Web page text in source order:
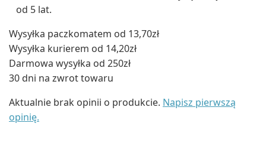
od 5 lat.
Wysyłka paczkomatem od 13,70zł
Wysyłka kurierem od 14,20zł
Darmowa wysyłka od 250zł
30 dni na zwrot towaru
Aktualnie brak opinii o produkcie. Napisz pierwszą
opinię.